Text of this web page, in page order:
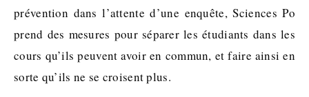
prévention dans l’attente d’une enquête, Sciences Po
prend des mesures pour séparer les étudiants dans les
cours qu’ils peuvent avoir en commun, et faire ainsi en
sorte qu’ils ne se croisent plus.